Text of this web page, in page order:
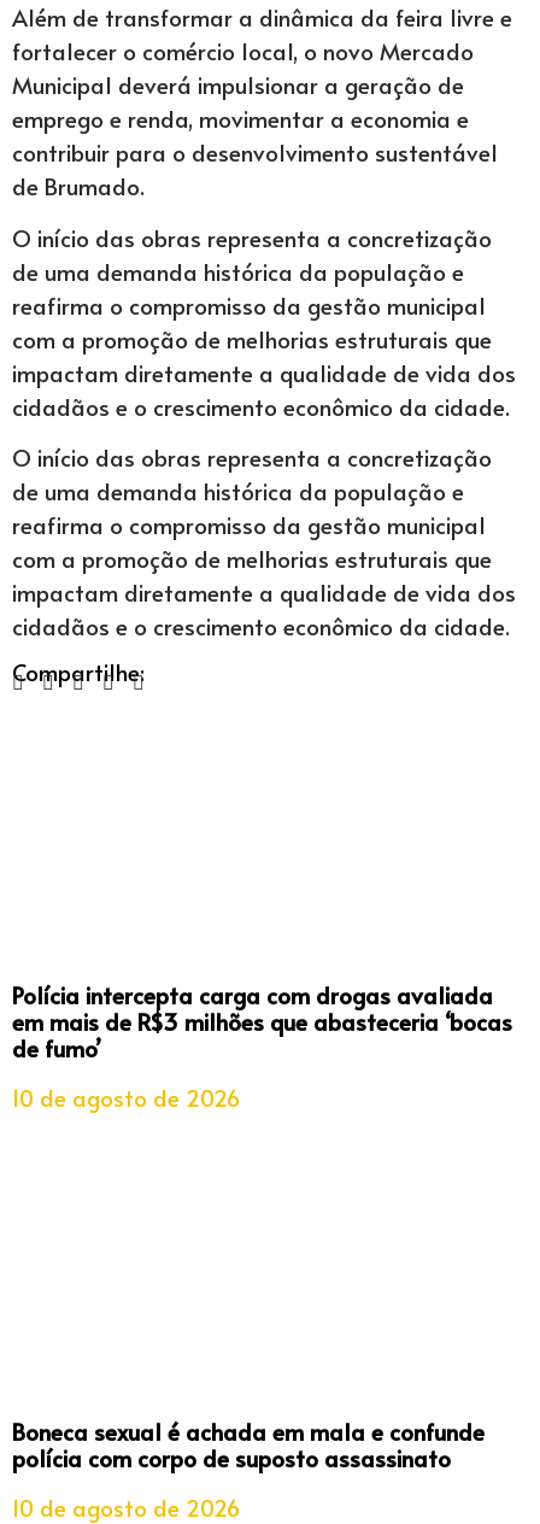
Além de transformar a dinâmica da feira livre e
fortalecer o comércio local, o novo Mercado
Municipal deverá impulsionar a geração de
emprego e renda, movimentar a economia e
contribuir para o desenvolvimento sustentável
de Brumado.
O início das obras representa a concretização
de uma demanda histórica da população e
reafirma o compromisso da gestão municipal
com a promoção de melhorias estruturais que
impactam diretamente a qualidade de vida dos
cidadãos e o crescimento econômico da cidade.
O início das obras representa a concretização
de uma demanda histórica da população e
reafirma o compromisso da gestão municipal
com a promoção de melhorias estruturais que
impactam diretamente a qualidade de vida dos
cidadãos e o crescimento econômico da cidade.
Compartilhe:
Polícia intercepta carga com drogas avaliada
em mais de R$3 milhões que abasteceria ‘bocas
de fumo’
10 de agosto de 2026
Boneca sexual é achada em mala e confunde
polícia com corpo de suposto assassinato
10 de agosto de 2026